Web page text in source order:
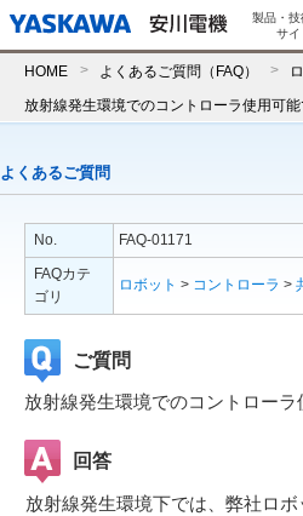
製品・技
サイ
HOME よくあるご質問（FAQ）
放射線発生環境でのコントローラ使用可能
よくあるご質問
No.
FAQ-01171
FAQカテ
ゴリ
ロボット > コントローラ >
ご質問
放射線発生環境でのコントローラ
回答
放射線発生環境下では、弊社ロ